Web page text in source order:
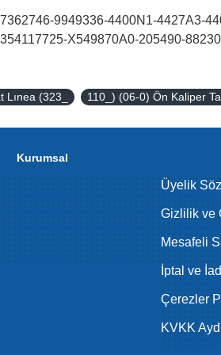
9949336-4400N1-4427A3-
X549870A0-205490-
Lınea (323_ 110_) (06-0) Ön Kaliper
Kurumsal
Üyelik
Gizlilik ve
Mesafeli
İptal ve
Çerezler
KVKK